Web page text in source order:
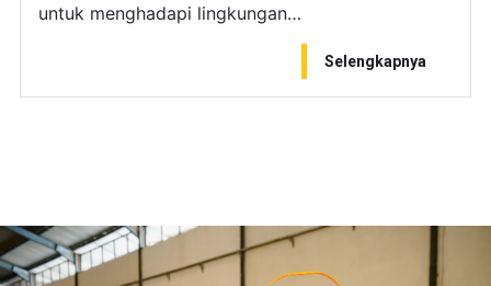
untuk menghadapi lingkungan…
Selengkapnya